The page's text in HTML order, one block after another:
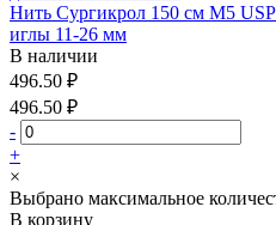
Нить Сургикрол 150 см М5
иглы 11-26 мм
В наличии
496.50 ₽
496.50 ₽
-
+
×
Выбрано максимальное
В корзину